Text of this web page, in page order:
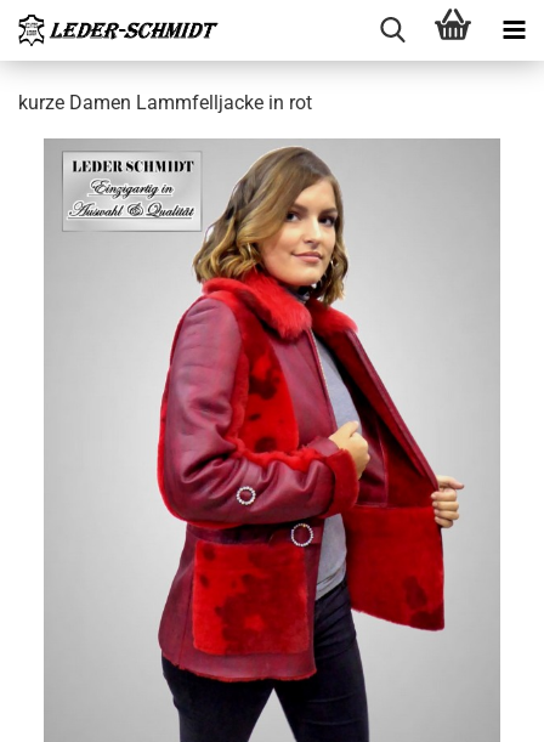
kurze Damen Lamm­fell­ja­cke in rot